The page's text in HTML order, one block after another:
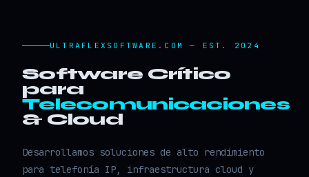
ULTRAFLEXSOFTWARE.COM — EST. 2024
Software Crítico
para
Telecomunicaciones
& Cloud
Desarrollamos soluciones de alto rendimiento
para telefonía IP, infraestructura cloud y